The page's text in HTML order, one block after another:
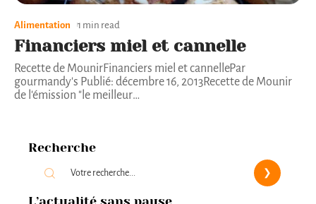
Alimentation 1 min read
Financiers miel et cannelle
Recette de MounirFinanciers miel et cannellePar
gourmandy's Publié: décembre 16, 2013Recette de Mounir
de l'émission "le meilleur…
Recherche